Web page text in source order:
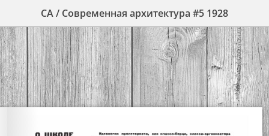
СА / Современная архитектура #5 1928